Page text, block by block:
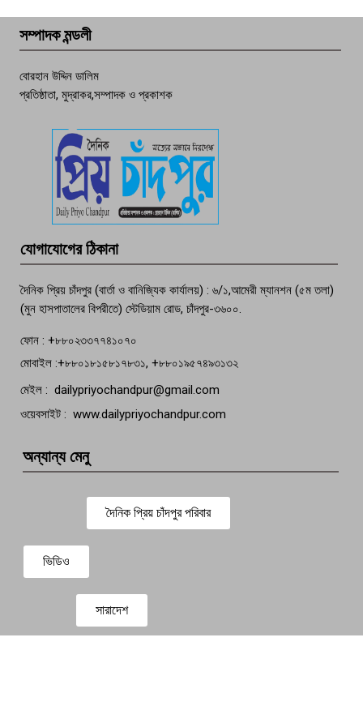
পচা দুর্গন্ধে ৯৯৯-এ ফোন, ফরিদগঞ্জে
তরুণের অর্ধগলিত লাশ উদ্ধার
বেঁচে নেই, বিভিন্ন সংগঠনের শোক
সম্পাদক মন্ডলী
বোরহান উদ্দিন ডালিম
প্রতিষ্ঠাতা, মুদ্রাকর,সম্পাদক ও প্রকাশক
যোগাযোগের ঠিকানা
দৈনিক প্রিয় চাঁদপুর (বার্তা ও বানিজ্যিক কার্যালয়) : ৬/১,আমেরী ম্যানশন (৫ম তলা)
(মুন হাসপাতালের বিপরীতে) স্টেডিয়াম রোড, চাঁদপুর-৩৬০০.
ফোন : +৮৮০২৩৩৭৭৪১০৭০
মোবাইল :+৮৮০১৮১৫৮১৭৮৩১, +৮৮০১৯৫৭৪৯৩১৩২
মেইল : dailypriyochandpur@gmail.com
ওয়েবসাইট : www.dailypriyochandpur.com
অন্যান্য মেনু
দৈনিক প্রিয় চাঁদপুর পরিবার
ভিডিও
সারাদেশ